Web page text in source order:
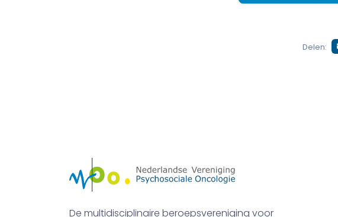
Delen:
De multidisciplinaire beroepsvereniging voor